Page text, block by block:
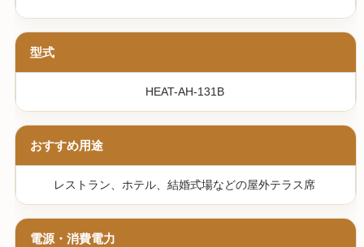
型式
HEAT-AH-131B
おすすめ用途
レストラン、ホテル、結婚式場などの屋外テラス席
電源・消費電力